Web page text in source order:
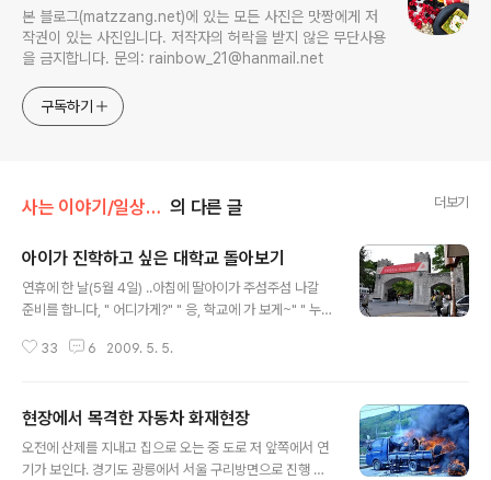
본 블로그(matzzang.net)에 있는 모든 사진은 맛짱에게 저
작권이 있는 사진입니다. 저작자의 허락을 받지 않은 무단사용
을 금지합니다. 문의: rainbow_21@hanmail.net
구독하기
사는 이야기/일상 다반사 의 다른 글 더보기
아이가 진학하고 싶은 대학교 돌아보기
연휴에 한 날(5월 4일) ..아침에 딸아이가 주섬주섬 나갈
준비를 합니다, " 어디가게?" " 응, 학교에 가 보게~" " 누구
도 상관없어! " 하길래 " 그럼 엄마는 니 뒤만 쫒아 다닐께 ..
좋다면 이런 저런 이야기를 하더만.. 연휴라 시간이 되어 가
보려고 한다고 하네요. 지하철을 타고 회기역에서 내려 다
시 마을 버스를 타고 목적지인 경희대학교에 도착을 하였
33 6 2009. 5. 5.
현장에서 목격한 자동차 화재현장
오전에 산제를 지내고 집으로 오는 중 도로 저 앞쪽에서 연
기가 보인다. 경기도 광릉에서 서울 구리방면으로 진행 방